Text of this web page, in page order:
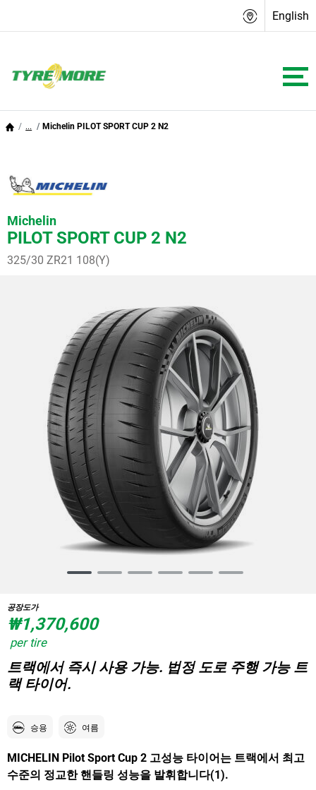
English
... Michelin PILOT SPORT CUP 2 N2
Michelin
PILOT SPORT CUP 2 N2
325/30 ZR21 108(Y)
of
6
공장도가
₩1,370,600
per tire
트랙에서 즉시 사용 가능. 법정 도로 주행 가능 트
랙 타이어.
승용 여름
MICHELIN Pilot Sport Cup 2 고성능 타이어는 트랙에서 최고
수준의 정교한 핸들링 성능을 발휘합니다(1).